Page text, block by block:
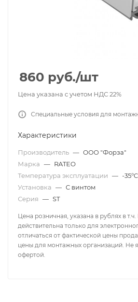
860 руб./шт
Цена указана с учетом НДС 22%
Специальные условия для
Характеристики
Производитель — ООО "Форза"
Марка — RATEO
Температура эксплуатации — -
Установка — С винтом
Серия — ST
Цена розничная, указана в рублях в
действительна только для
отличаться от фактической цены
цены для монтажных организаций. Не
офертой.